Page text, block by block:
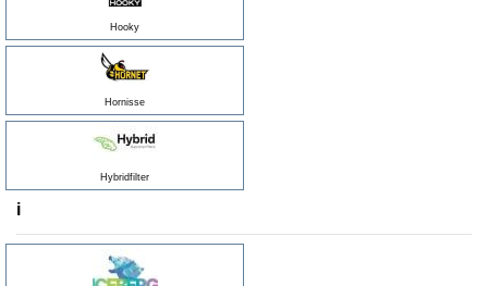
Hooky
Hornisse
Hybridfilter
i